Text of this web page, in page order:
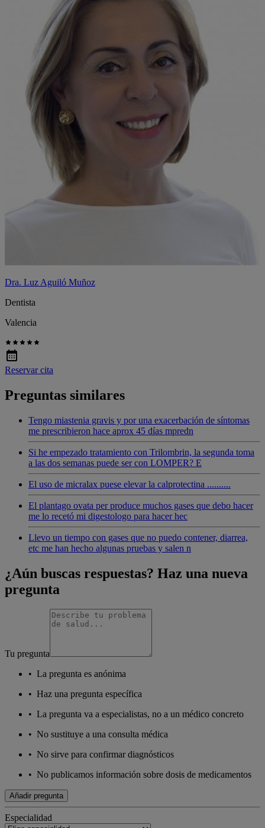
Dra. Luz Aguiló Muñoz
Dentista
Valencia
Reservar cita
Preguntas similares
Tengo miastenia gravis y por una exacerbación de síntomas
me prescribieron hace aprox 45 días mpredn
Si he empezado tratamiento con Trilombrin, la segunda toma
a las dos semanas puede ser con LOMPER? E
El uso de micralax puese elevar la calprotectina ..........
El plantago ovata per produce muchos gases que debo hacer
me lo recetó mi digestologo para hacer hec
Llevo un tiempo con gases que no puedo contener, diarrea,
etc me han hecho algunas pruebas y salen n
¿Aún buscas respuestas? Haz una nueva
pregunta
Tu pregunta
• La pregunta es anónima
• Haz una pregunta específica
• La pregunta va a especialistas, no a un médico concreto
• No sustituye a una consulta médica
• No sirve para confirmar diagnósticos
• No publicamos información sobre dosis de medicamentos
Añadir pregunta
Especialidad